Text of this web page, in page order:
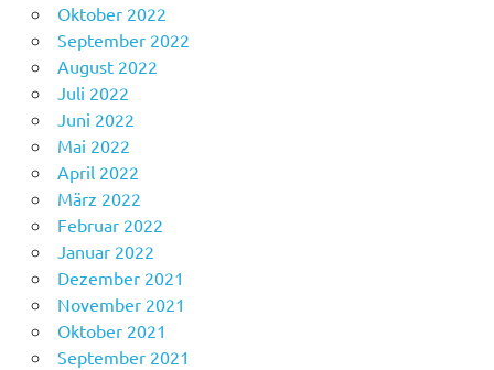
Oktober 2022
September 2022
August 2022
Juli 2022
Juni 2022
Mai 2022
April 2022
März 2022
Februar 2022
Januar 2022
Dezember 2021
November 2021
Oktober 2021
September 2021